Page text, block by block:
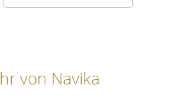
von Navika